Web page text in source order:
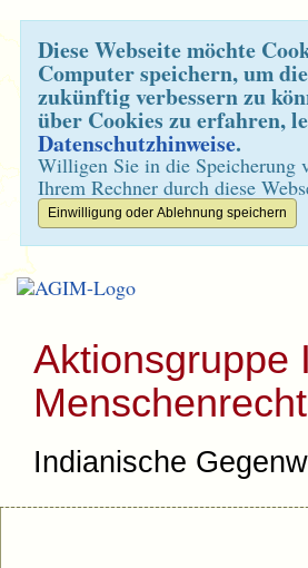
Diese Webseite möchte
Computer speichern, um
zukünftig verbessern zu
über Cookies zu erfahren,
Datenschutzhinweise.
Willigen Sie in die Speicherung
Ihrem Rechner durch diese
Aktionsgruppe
Indianische